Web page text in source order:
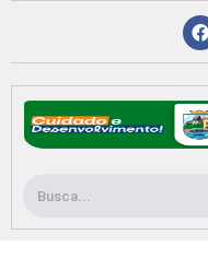
conteúdo
F
a
c
b
o
o
k
Pesquisar